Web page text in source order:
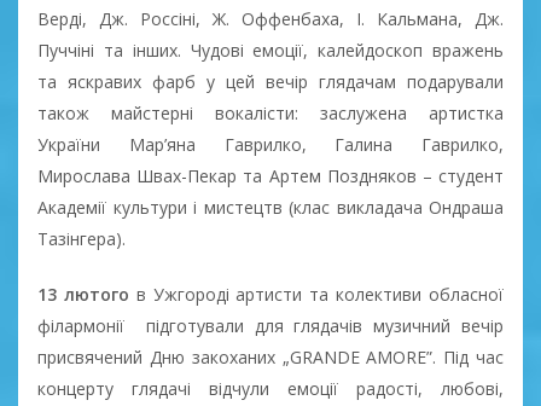
Верді, Дж. Россіні, Ж. Оффенбаха, І. Кальмана, Дж.
Пуччіні та інших. Чудові емоції, калейдоскоп вражень
та яскравих фарб у цей вечір глядачам подарували
також майстерні вокалісти: заслужена артистка
України Мар’яна Гаврилко, Галина Гаврилко,
Мирослава Швах-Пекар та Артем Поздняков – студент
Академії культури і мистецтв (клас викладача Ондраша
Тазінгера).
13 лютого в Ужгороді артисти та колективи обласної
філармонії підготували для глядачів музичний вечір
присвячений Дню закоханих „GRANDE AMORE”. Під час
концерту глядачі відчули емоції радості, любові,